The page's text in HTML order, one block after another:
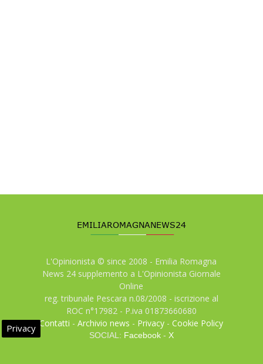
L'Opinionista © since 2008 - Emilia Romagna
News 24 supplemento a L'Opinionista Giornale
Online
reg. tribunale Pescara n.08/2008 - iscrizione al
ROC n°17982 - P.iva 01873660680
Contatti -Archivio news - Privacy -Cookie Policy
SOCIAL: Facebook- X
Privacy